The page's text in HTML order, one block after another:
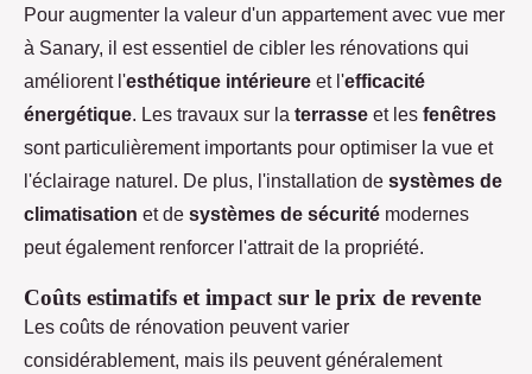
Pour augmenter la valeur d'un appartement avec vue mer
à Sanary, il est essentiel de cibler les rénovations qui
améliorent l'esthétique intérieure et l'efficacité
énergétique. Les travaux sur la terrasse et les fenêtres
sont particulièrement importants pour optimiser la vue et
l'éclairage naturel. De plus, l'installation de systèmes de
climatisation et de systèmes de sécurité modernes
peut également renforcer l'attrait de la propriété.
Coûts estimatifs et impact sur le prix de revente
Les coûts de rénovation peuvent varier
considérablement, mais ils peuvent généralement